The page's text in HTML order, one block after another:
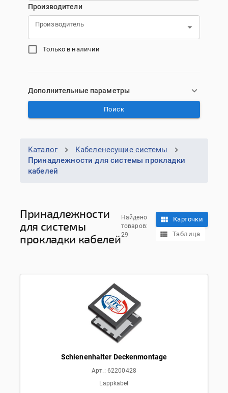
Производители
Производитель
Только в наличии
Дополнительные параметры
Поиск
Каталог
Кабеленесущие системы
Принадлежности для системы прокладки
кабелей
Принадлежности
для системы
прокладки кабелей
Найдено
товаров:
29
Карточки
Таблица
Schienenhalter Deckenmontage
Арт.: 62200428
Lappkabel